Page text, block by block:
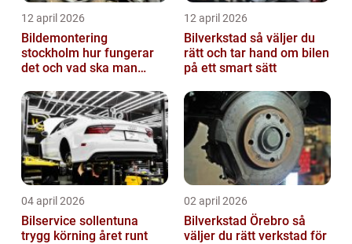
12 april 2026
Bildemontering
stockholm hur fungerar
det och vad ska man
12 april 2026
Bilverkstad så väljer du
rätt och tar hand om bilen
på ett smart sätt
04 april 2026
Bilservice sollentuna
trygg körning året runt
02 april 2026
Bilverkstad Örebro så
väljer du rätt verkstad för